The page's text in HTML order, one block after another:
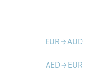
EURarrow_forwardAUD
AEDarrow_forward EUR